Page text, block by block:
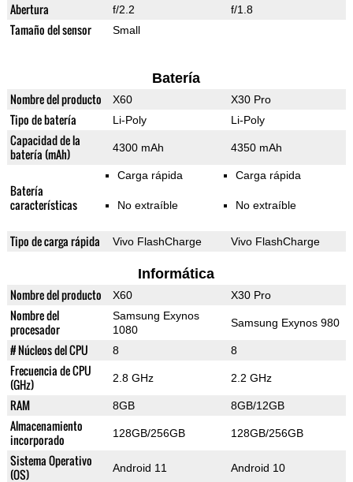
Abertura f/2.2 f/1.8
Tamaño del sensor Small
Batería
Nombre del producto X60 X30 Pro
Tipo de batería Li-Poly Li-Poly
Capacidad de la
batería (mAh)
4300 mAh 4350 mAh
Batería
características
Carga rápida
No extraíble
Carga rápida
No extraíble
Tipo de carga rápida Vivo FlashCharge Vivo FlashCharge
Informática
Nombre del producto X60 X30 Pro
Nombre del
procesador
Samsung Exynos
1080
Samsung Exynos 980
# Núcleos del CPU 8 8
Frecuencia de CPU
(GHz)
2.8 GHz 2.2 GHz
RAM 8GB 8GB/12GB
Almacenamiento
incorporado
128GB/256GB 128GB/256GB
Sistema Operativo
(OS)
Android 11 Android 10